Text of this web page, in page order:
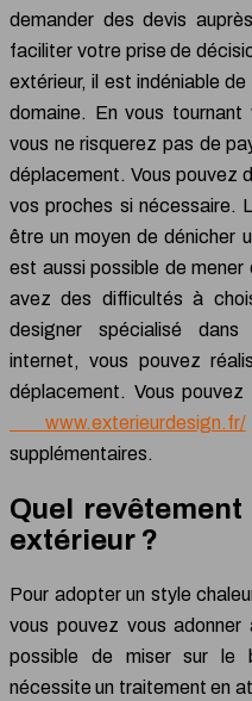
demander des devis
faciliter votre prise de
extérieur, il est indéniable
domaine. En vous
vous ne risquerez pas de
déplacement. Vous pouvez
vos proches si nécessaire.
être un moyen de dénicher
est aussi possible de
avez des difficultés à
designer spécialisé dans
internet, vous pouvez
déplacement. Vous
www.exterieurdesign.fr/
supplémentaires.
Quel
extérieur ?
Pour adopter un style
vous pouvez vous
possible de miser sur le
nécessite un traitement en